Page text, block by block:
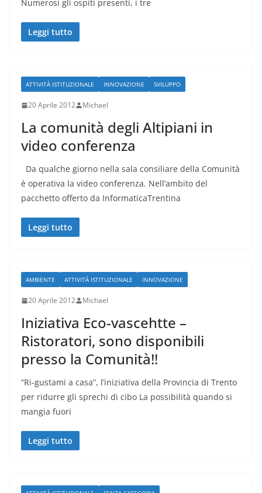
Numerosi gli ospiti presenti, i tre
Leggi tutto
ATTIVITÀ ISTITUZIONALE INNOVAZIONE SVILUPPO
20 Aprile 2012 Michael
La comunità degli Altipiani in
video conferenza
Da qualche giorno nella sala consiliare della Comunità
è operativa la video conferenza. Nell’ambito del
pacchetto offerto da InformaticaTrentina
Leggi tutto
AMBIENTE ATTIVITÀ ISTITUZIONALE INNOVAZIONE
20 Aprile 2012 Michael
Iniziativa Eco-vascehtte –
Ristoratori, sono disponibili
presso la Comunità!!
“Ri-gustami a casa”, l’iniziativa della Provincia di Trento
per ridurre gli sprechi di cibo La possibilità quando si
mangia fuori
Leggi tutto